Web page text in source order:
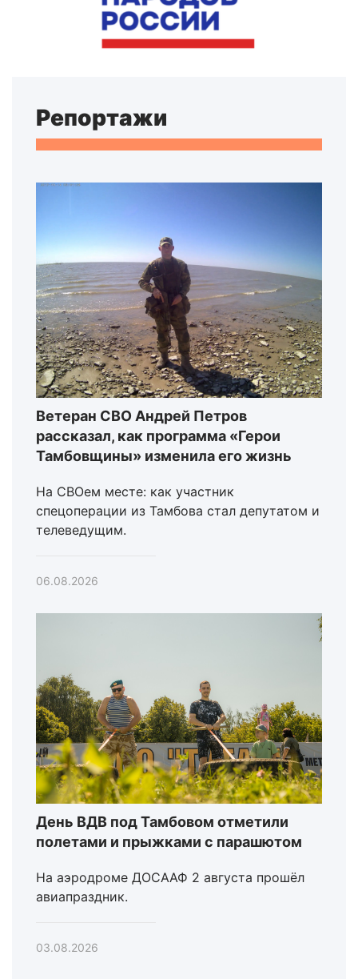
Репортажи
Ветеран СВО Андрей Петров
рассказал, как программа «Герои
Тамбовщины» изменила его жизнь
На СВОем месте: как участник
спецоперации из Тамбова стал депутатом и
телеведущим.
06.08.2026
День ВДВ под Тамбовом отметили
полетами и прыжками с парашютом
На аэродроме ДОСААФ 2 августа прошёл
авиапраздник.
03.08.2026